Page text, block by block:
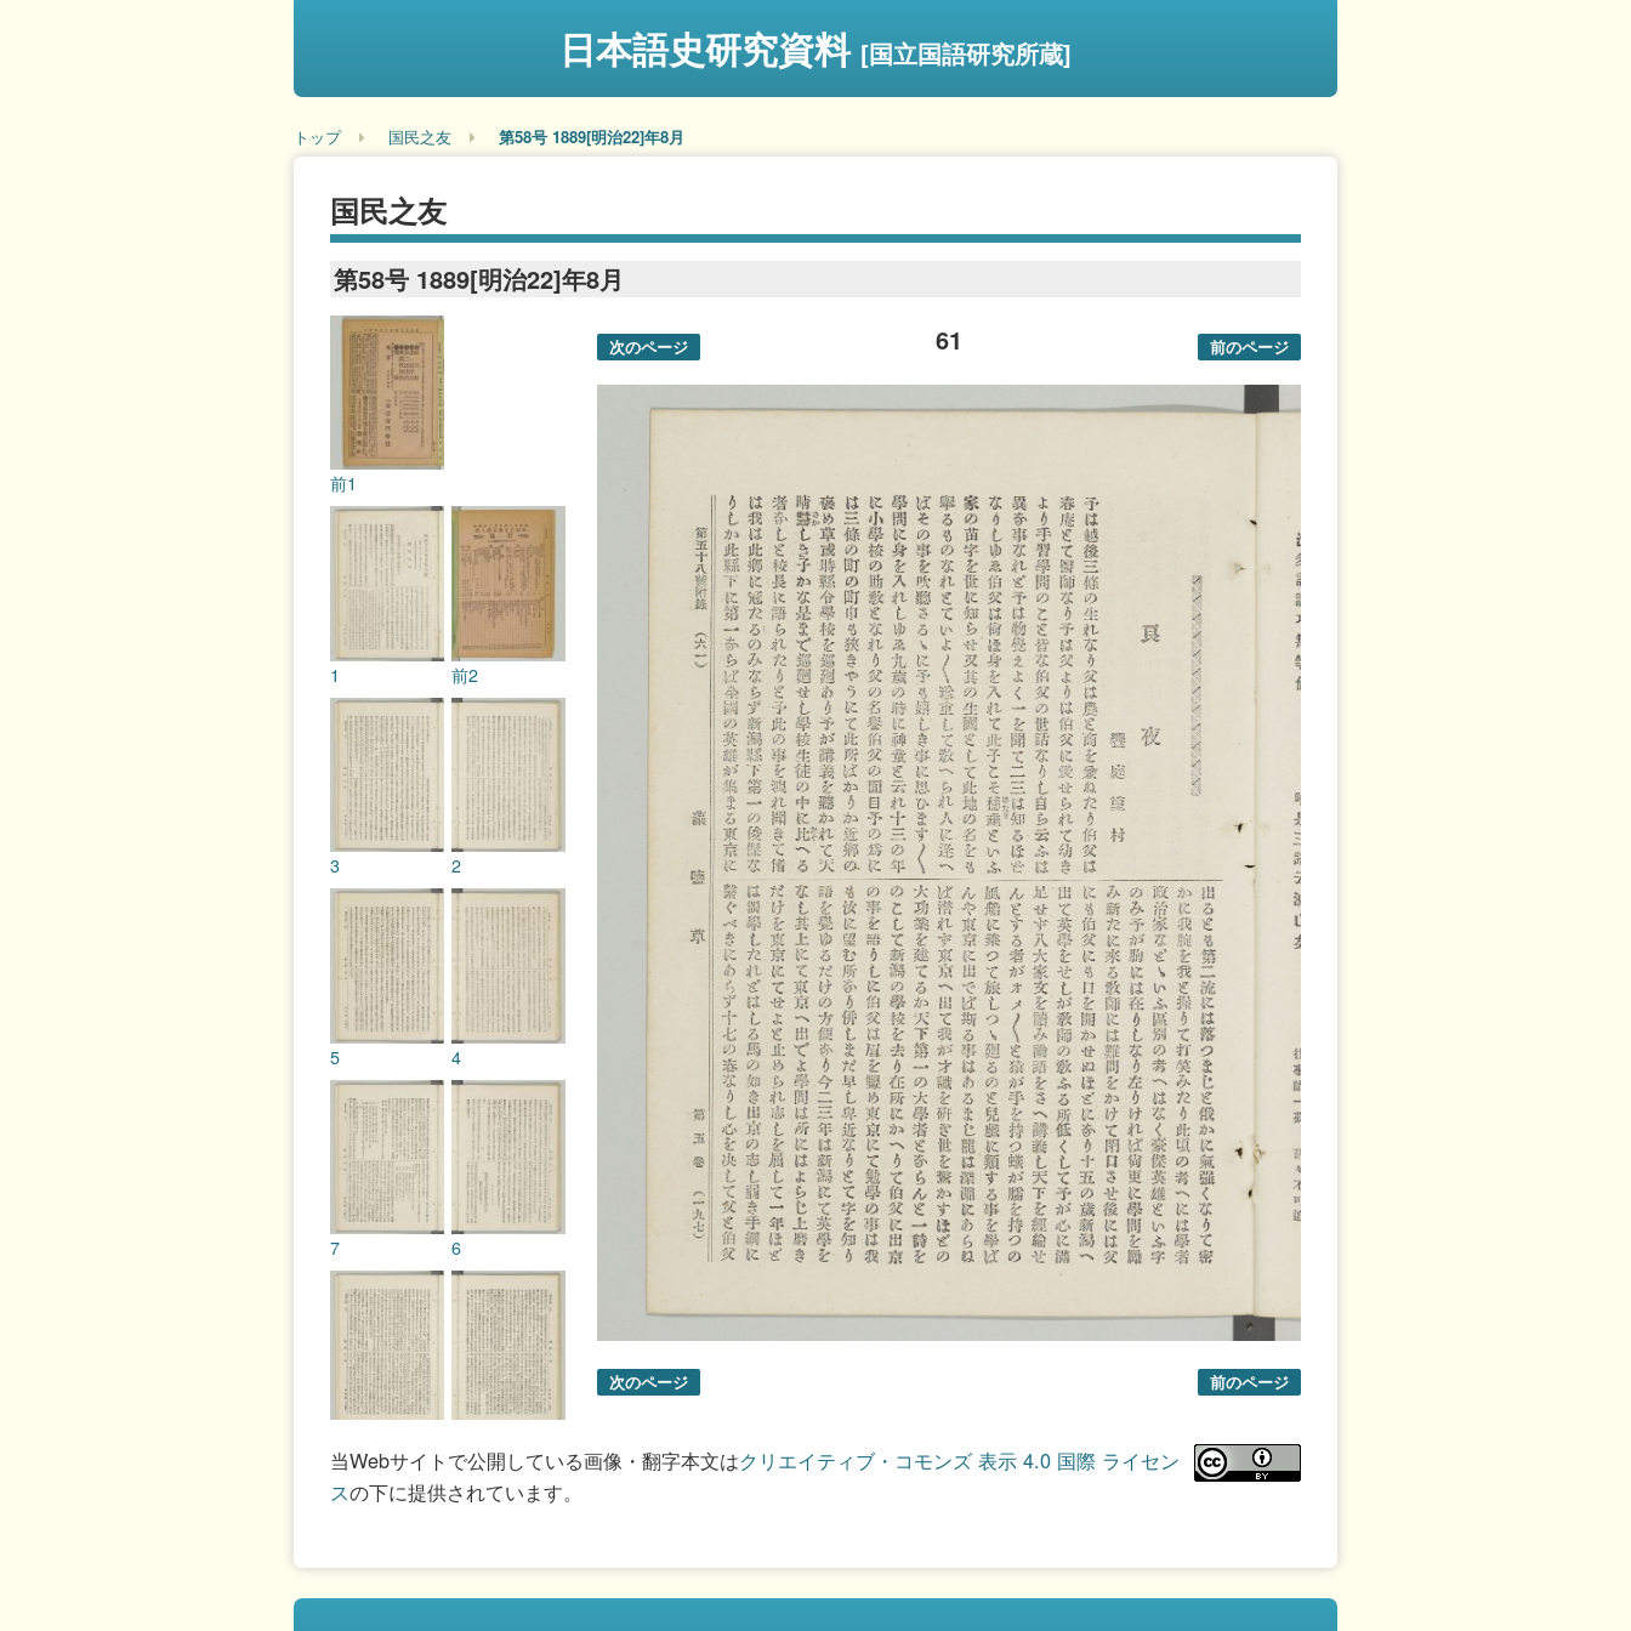
日本語史研究資料 [国立国語研究所蔵]
トップ 国民之友 第58号 1889[明治22]年8月
国民之友
第58号 1889[明治22]年8月
61
次のページ 前のページ
次のページ 前のページ
前1
前2
1
2
3
4
5
6
7
当Webサイトで公開している画像・翻字本文はクリエイティブ・コモンズ 表示 4.0 国際 ライセン
スの下に提供されています。